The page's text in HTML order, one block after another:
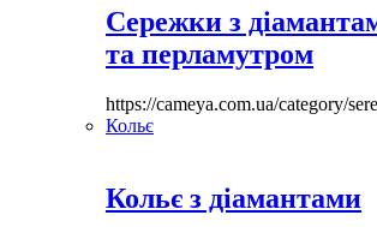
Сережки з
та перламутром
https://cameya.com.ua/category/
Кольє
Кольє з діамантами